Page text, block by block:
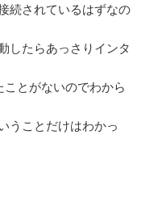
続されているはずなの
したらあっさりインタ
とがないのでわから
うことだけはわかっ